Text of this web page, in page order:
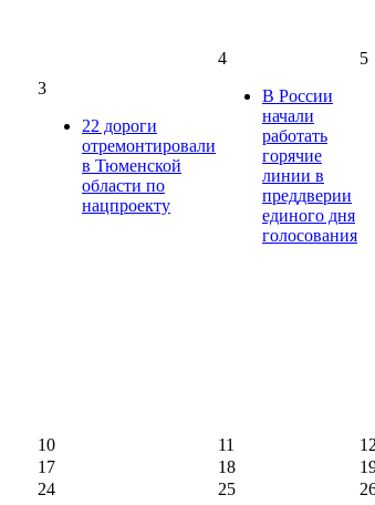
3
22 дороги
отремонтировали
в Тюменской
области по
нацпроекту
4
В России
начали
работать
горячие
линии в
преддверии
единого дня
голосования
5
10 11 12
17
18
24
25